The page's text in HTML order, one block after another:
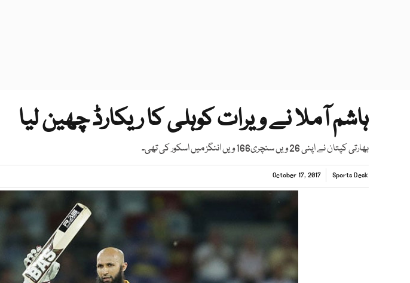
ہاشم آملا نے ویرات کوہلی کا ریکارڈ چھین لیا
بھارتی کپتان نے اپنی 26 ویں سنچری166 ویں اننگز میں اسکور کی تھی۔
Sports Desk
October 17, 2017